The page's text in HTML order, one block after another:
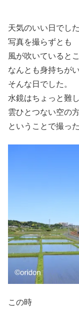
天気のいい日でした
写真を撮らずとも
風が吹いていると
なんとも身持ちがい
そんな日でした。
水鏡はちょっと難
雲ひとつない空の
ということで撮っ
この時